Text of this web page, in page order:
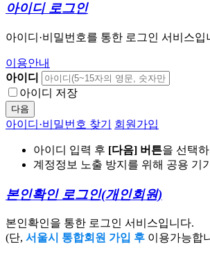
아이디 로그인
아이디·비밀번호를 통한 로그인 서비스입
이용안내
아이디
아이디 저장
다음
아이디·비밀번호 찾기 회원가입
아이디 입력 후 [다음] 버튼을 선택
계정정보 노출 방지를 위해 공용 기
본인확인 로그인(개인회원)
본인확인을 통한 로그인 서비스입니다.
(단, 서울시 통합회원 가입 후 이용가능합